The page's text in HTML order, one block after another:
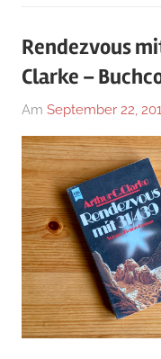
Rendezvous
Clarke –
Am September 22,